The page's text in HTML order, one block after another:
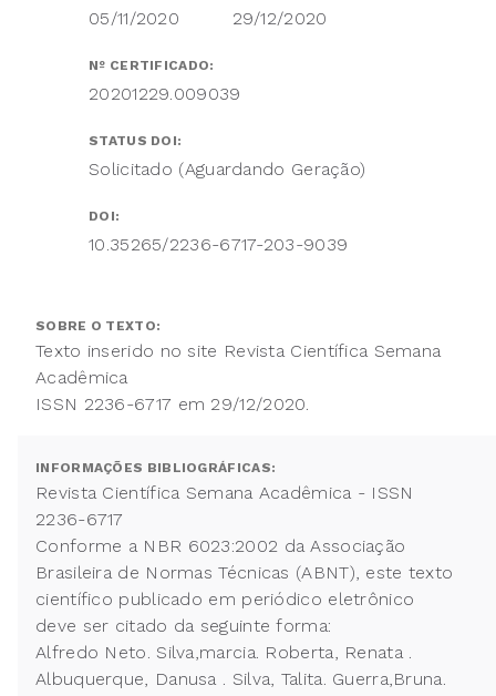
05/11/2020 29/12/2020
Nº CERTIFICADO:
20201229.009039
STATUS DOI:
Solicitado (Aguardando Geração)
DOI:
10.35265/2236-6717-203-9039
SOBRE O TEXTO:
Texto inserido no site Revista Científica Semana
Acadêmica
ISSN 2236-6717 em 29/12/2020.
INFORMAÇÕES BIBLIOGRÁFICAS:
Revista Científica Semana Acadêmica - ISSN
2236-6717
Conforme a NBR 6023:2002 da Associação
Brasileira de Normas Técnicas (ABNT), este texto
científico publicado em periódico eletrônico
deve ser citado da seguinte forma:
Alfredo Neto. Silva,marcia. Roberta, Renata .
Albuquerque, Danusa . Silva, Talita. Guerra,Bruna.